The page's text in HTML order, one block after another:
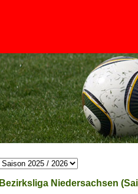
Bezirksliga Niedersachsen